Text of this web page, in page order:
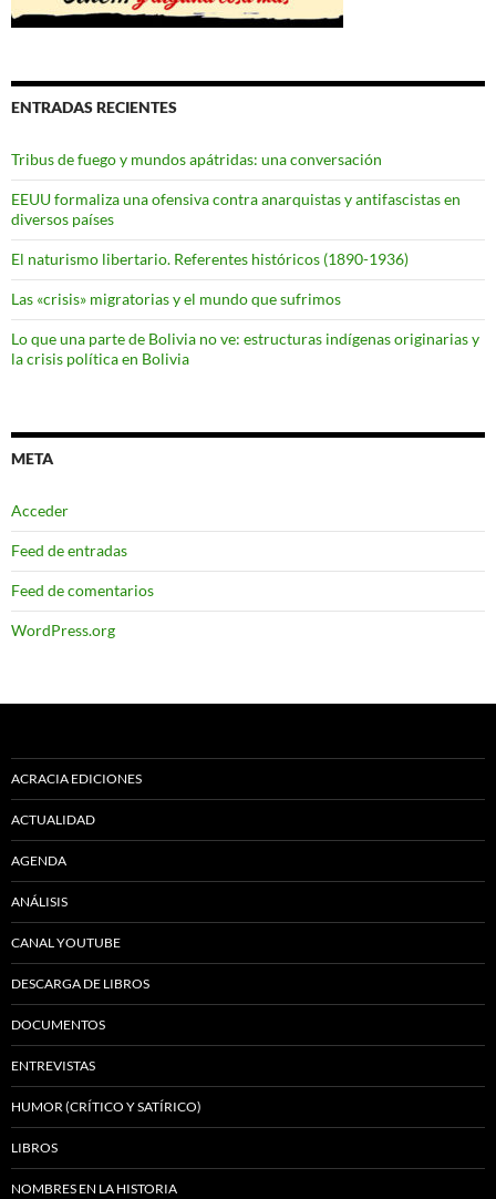
ENTRADAS RECIENTES
Tribus de fuego y mundos apátridas: una conversación
EEUU formaliza una ofensiva contra anarquistas y antifascistas en
diversos países
El naturismo libertario. Referentes históricos (1890-1936)
Las «crisis» migratorias y el mundo que sufrimos
Lo que una parte de Bolivia no ve: estructuras indígenas originarias y
la crisis política en Bolivia
META
Acceder
Feed de entradas
Feed de comentarios
WordPress.org
ACRACIA EDICIONES
ACTUALIDAD
AGENDA
ANÁLISIS
CANAL YOUTUBE
DESCARGA DE LIBROS
DOCUMENTOS
ENTREVISTAS
HUMOR (CRÍTICO Y SATÍRICO)
LIBROS
NOMBRES EN LA HISTORIA